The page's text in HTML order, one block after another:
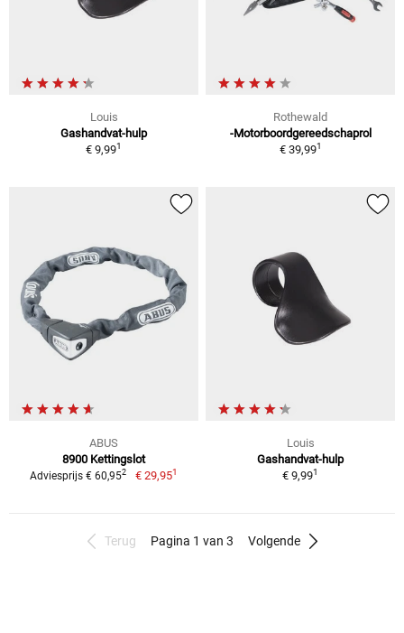
Louis
Gashandvat-hulp
€ 9,991
Rothewald
-Motorboordgereedschaprol
€ 39,991
ABUS
8900 Kettingslot
Adviesprijs € 60,952 € 29,951
Louis
Gashandvat-hulp
€ 9,991
Terug Pagina 1 van 3 Volgende